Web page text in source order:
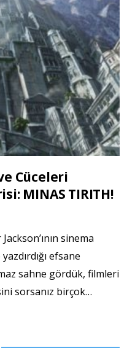
Cüceleri
MINAS TIRITH!
sinema
efsane
sahne gördük, filmleri
sorsanız birçok…